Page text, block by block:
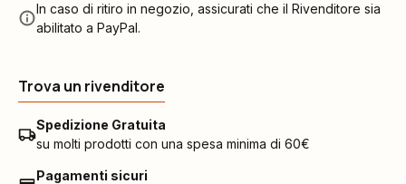
In caso di ritiro in negozio, assicurati che il Rivenditore sia
abilitato a PayPal.
Trova un rivenditore
Spedizione Gratuita
su molti prodotti con una spesa minima di 60€
Pagamenti sicuri